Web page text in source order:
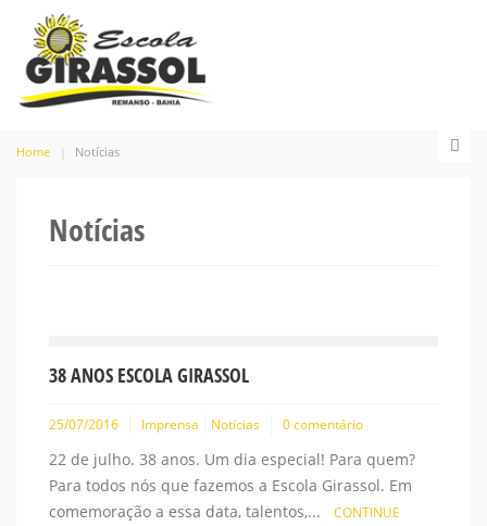
Home Notícias
Notícias
38 ANOS ESCOLA GIRASSOL
25/07/2016 Imprensa Notícias 0 comentário
22 de julho. 38 anos. Um dia especial! Para quem?
Para todos nós que fazemos a Escola Girassol. Em
comemoração a essa data, talentos,... CONTINUE